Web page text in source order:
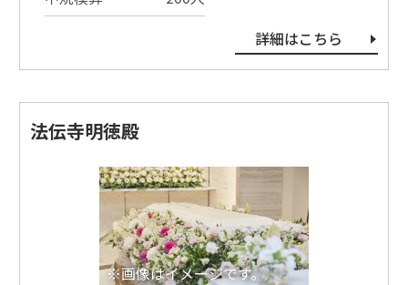
詳細はこちら
法伝寺明徳殿
※画像はイメージです。